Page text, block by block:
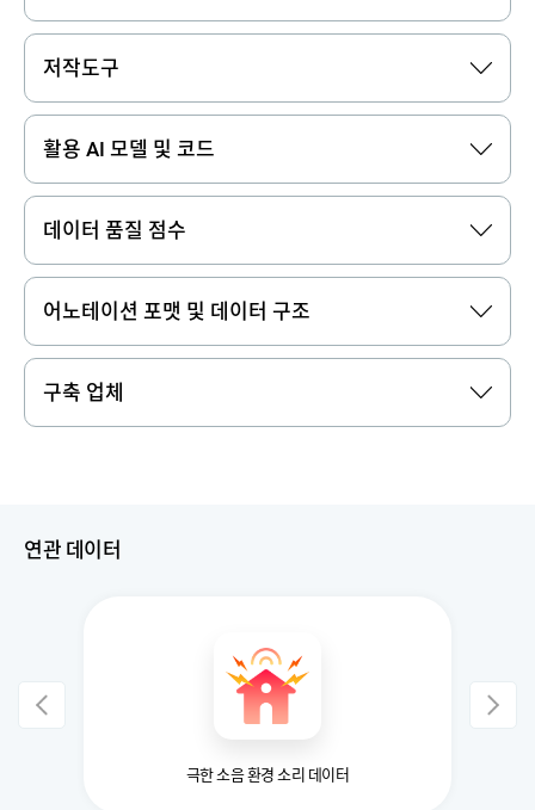
저작도구
활용 AI 모델 및 코드
데이터 품질 점수
어노테이션 포맷 및 데이터 구조
구축 업체
연관 데이터
극한 소음 환경 소리 데이터